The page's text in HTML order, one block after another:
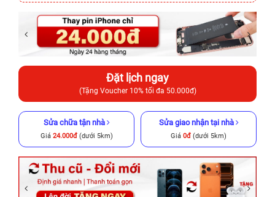
Đặt lịch ngay
(Tặng Voucher 10% tối đa 50.000đ)
Sửa chữa tận nhà
Giá 24.000đ(dưới 5km)
Sửa giao nhận tại nhà
Giá 0đ (dưới 5km)